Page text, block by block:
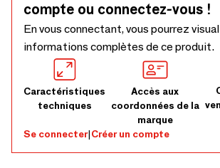
compte ou connectez-vous !
En vous connectant, vous pourrez
informations complètes de ce produit.
Caractéristiques
techniques
Accès aux
coordonnées de la
marque
Se connecter|Créer un compte